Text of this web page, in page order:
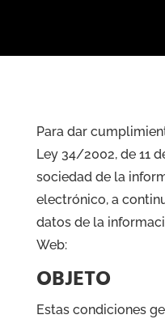
Para dar
Ley 34/2002, de 11
sociedad de la
electrónico, a
datos de la
Web:
OBJETO
Estas condiciones